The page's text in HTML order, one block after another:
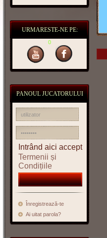
URMARESTE-NE PE:
0
PANOUL JUCATORULUI
Intrând aici accept
Termenii și
Condițiile
Înregistrează-te
Ai uitat parola?